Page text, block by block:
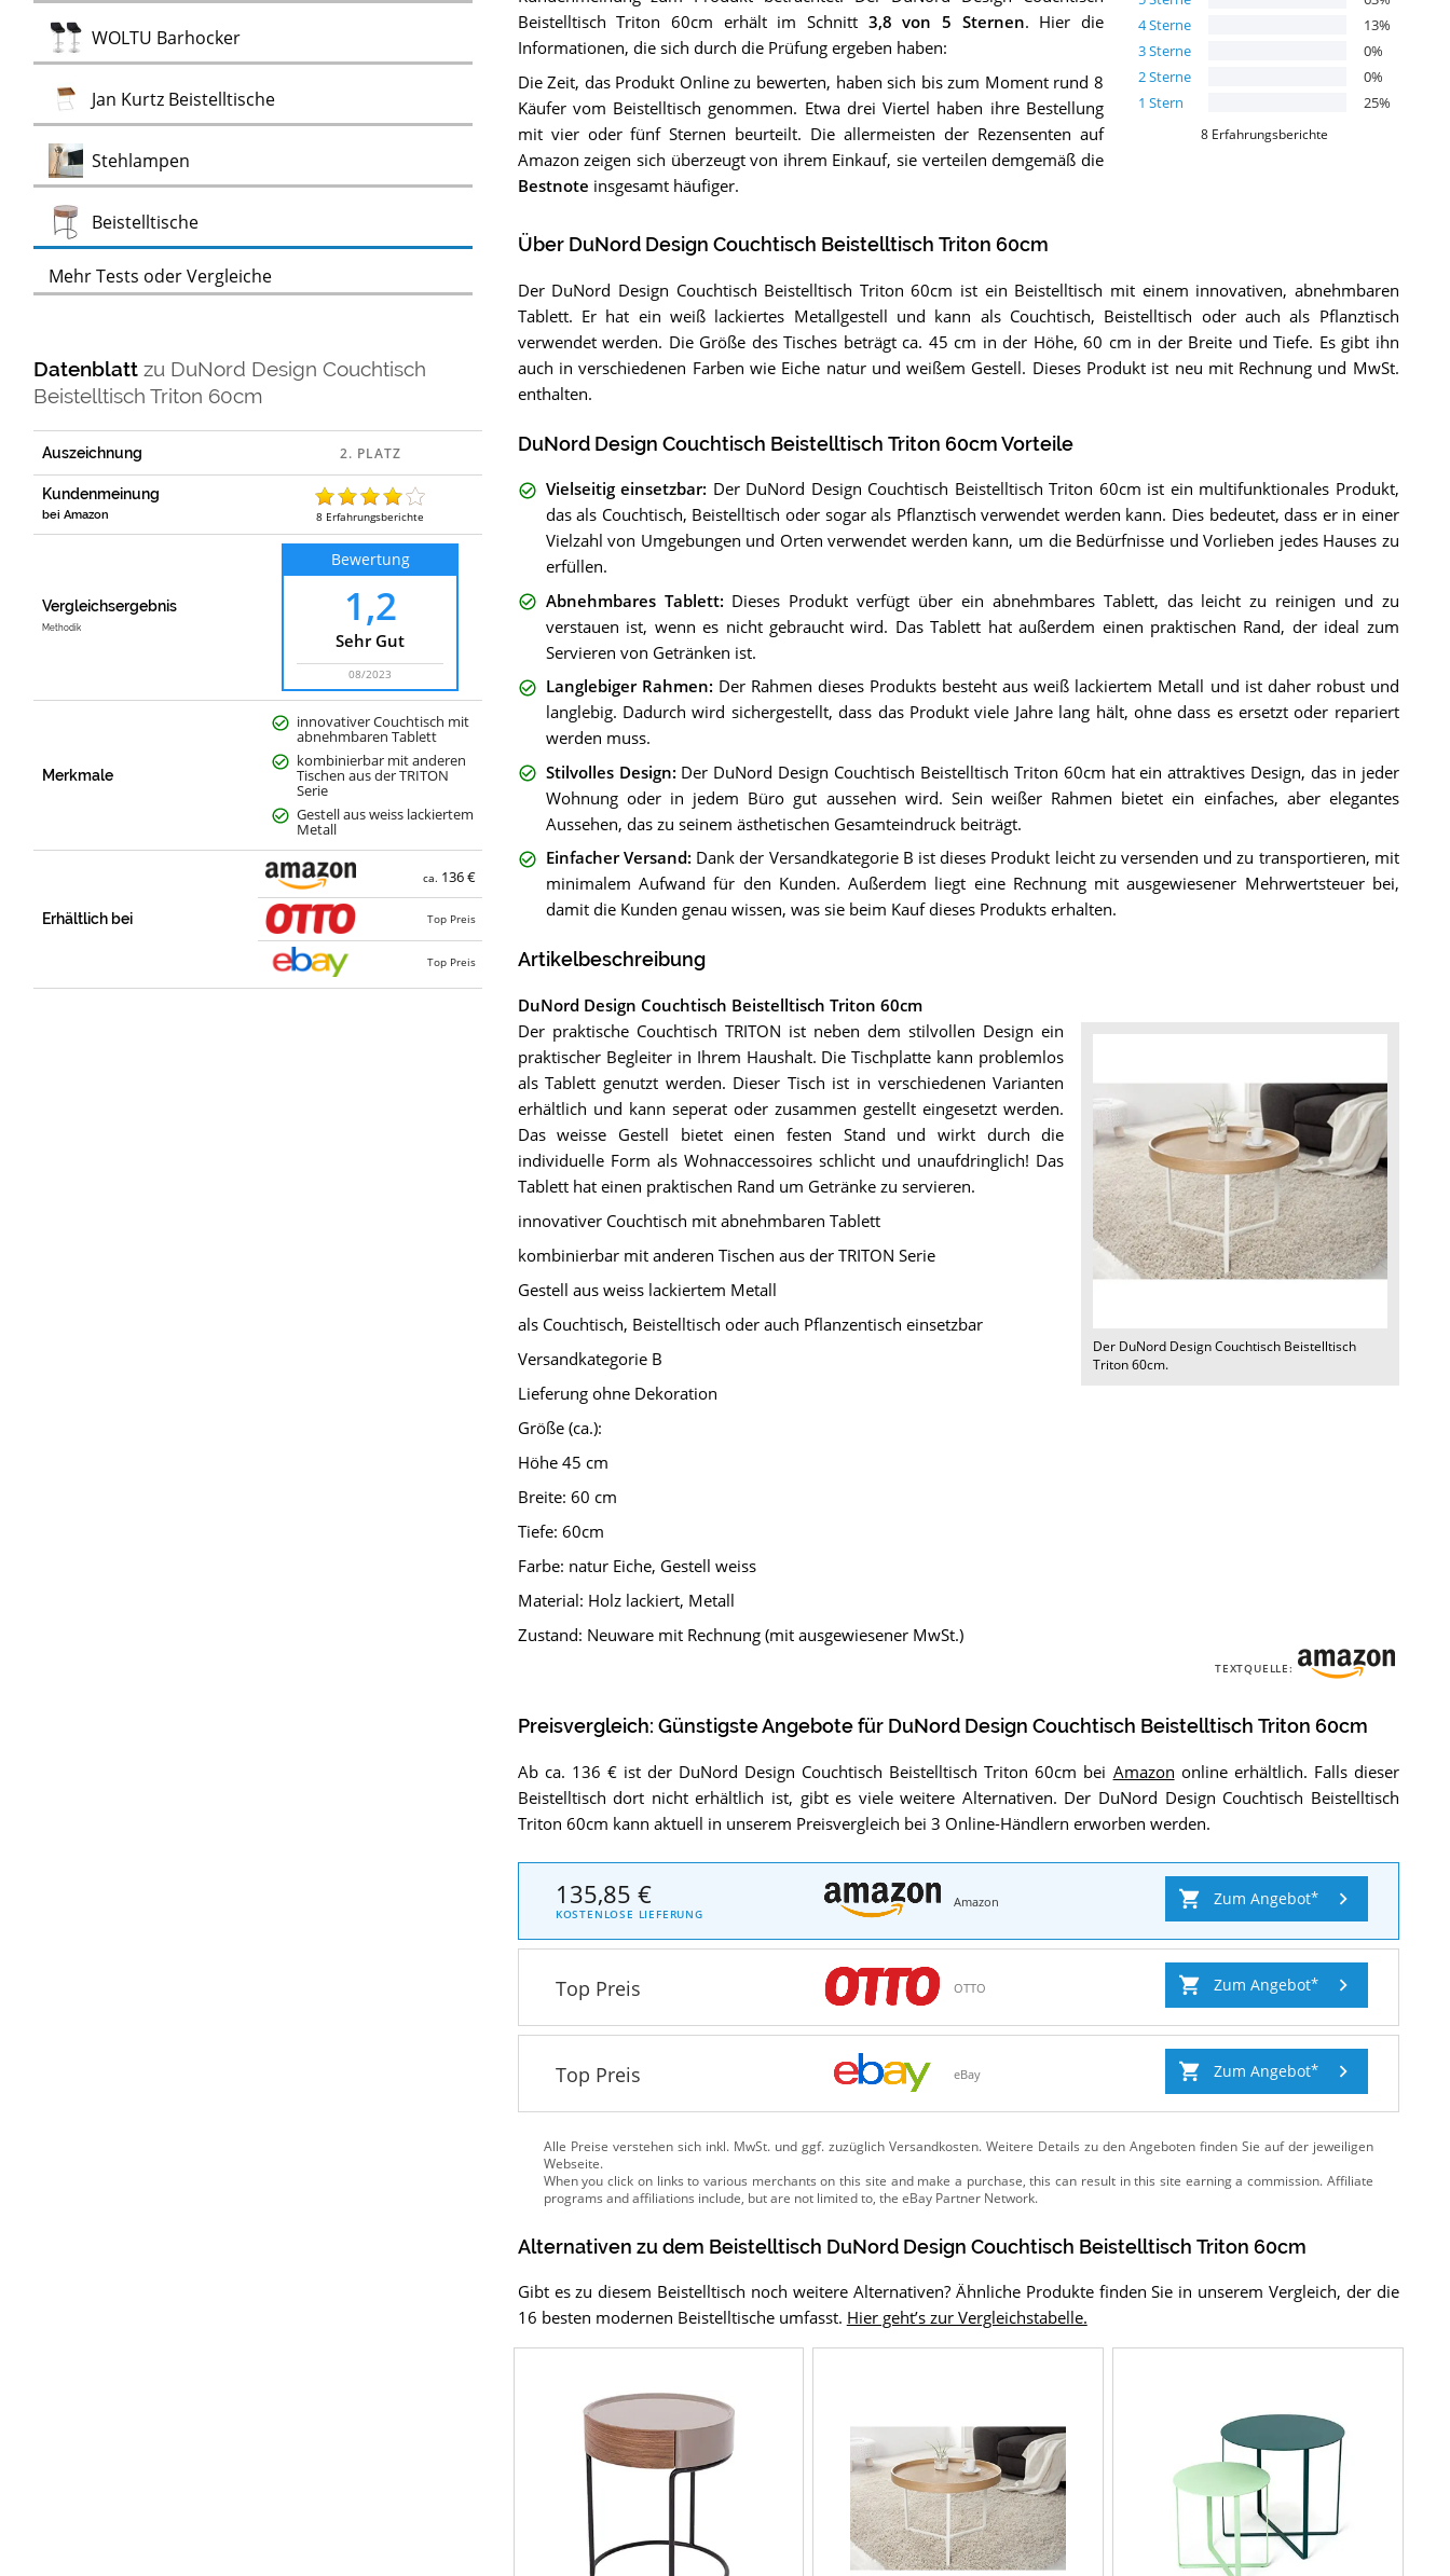
WOLTU BarhockerTest
Jan Kurtz BeistelltischeTest
Stehlampen
BeistelltischeTest
Mehr Tests oder Vergleiche
Datenblattzu DuNord Design Couchtisch
Beistelltisch Triton 60cm
Auszeichnung
Kundenmeinung
bei Amazon 8 Erfahrungsberichte
Vergleichsergebnis
Methodik
Bewertung
1,2
Sehr Gut
08/2023
Merkmale
innovativer Couchtisch mit
abnehmbaren Tablett
kombinierbar mit anderen
Tischen aus der TRITON
Serie
Gestell aus weiss lackiertem
Metall
Erhältlich bei
ca. 136 €
Top Preis
Top Preis
4Sterne 13%
3Sterne 0%
2Sterne 0%
1 Stern 25%
8 Erfahrungsberichte
Beistelltisch Triton 60cm erhält im Schnitt 3,8 von 5 Sternen. Hier die
Informationen, die sich durch die Prüfung ergeben haben:
Die Zeit, das Produkt Online zu bewerten, haben sich bis zum Moment rund 8
Käufer vom Beistelltisch genommen. Etwa drei Viertel haben ihre Bestellung
mit vier oder fünf Sternen beurteilt. Die allermeisten der Rezensenten auf
Amazon zeigen sich überzeugt von ihrem Einkauf, sie verteilen demgemäß die
Bestnote insgesamt häufiger.
Über DuNord Design Couchtisch Beistelltisch Triton 60cm
Der DuNord Design Couchtisch Beistelltisch Triton 60cm ist ein Beistelltisch mit einem innovativen, abnehmbaren
Tablett. Er hat ein weiß lackiertes Metallgestell und kann als Couchtisch, Beistelltisch oder auch als Pflanztisch
verwendet werden. Die Größe des Tisches beträgt ca. 45 cm in der Höhe, 60 cm in der Breite und Tiefe. Es gibt ihn
auch in verschiedenen Farben wie Eiche natur und weißem Gestell. Dieses Produkt ist neu mit Rechnung und MwSt.
enthalten.
DuNord Design Couchtisch Beistelltisch Triton 60cm Vorteile
Vielseitig einsetzbar: Der DuNord Design Couchtisch Beistelltisch Triton 60cm ist ein multifunktionales Produkt,
das als Couchtisch, Beistelltisch oder sogar als Pflanztisch verwendet werden kann. Dies bedeutet, dass er in einer
Vielzahl von Umgebungen und Orten verwendet werden kann, um die Bedürfnisse und Vorlieben jedes Hauses zu
erfüllen.
Abnehmbares Tablett: Dieses Produkt verfügt über ein abnehmbares Tablett, das leicht zu reinigen und zu
verstauen ist, wenn es nicht gebraucht wird. Das Tablett hat außerdem einen praktischen Rand, der ideal zum
Servieren von Getränken ist.
Langlebiger Rahmen: Der Rahmen dieses Produkts besteht aus weiß lackiertem Metall und ist daher robust und
langlebig. Dadurch wird sichergestellt, dass das Produkt viele Jahre lang hält, ohne dass es ersetzt oder repariert
werden muss.
Stilvolles Design: Der DuNord Design Couchtisch Beistelltisch Triton 60cm hat ein attraktives Design, das in jeder
Wohnung oder in jedem Büro gut aussehen wird. Sein weißer Rahmen bietet ein einfaches, aber elegantes
Aussehen, das zu seinem ästhetischen Gesamteindruck beiträgt.
Einfacher Versand: Dank der Versandkategorie B ist dieses Produkt leicht zu versenden und zu transportieren, mit
minimalem Aufwand für den Kunden. Außerdem liegt eine Rechnung mit ausgewiesener Mehrwertsteuer bei,
damit die Kunden genau wissen, was sie beim Kauf dieses Produkts erhalten.
Artikelbeschreibung
DuNord Design Couchtisch Beistelltisch Triton 60cm
Der DuNord Design Couchtisch Beistelltisch
Triton 60cm.
Der praktische Couchtisch TRITON ist neben dem stilvollen Design ein
praktischer Begleiter in Ihrem Haushalt. Die Tischplatte kann problemlos
als Tablett genutzt werden. Dieser Tisch ist in verschiedenen Varianten
erhältlich und kann seperat oder zusammen gestellt eingesetzt werden.
Das weisse Gestell bietet einen festen Stand und wirkt durch die
individuelle Form als Wohnaccessoires schlicht und unaufdringlich! Das
Tablett hat einen praktischen Rand um Getränke zu servieren.
innovativer Couchtisch mit abnehmbaren Tablett
kombinierbar mit anderen Tischen aus der TRITON Serie
Gestell aus weiss lackiertem Metall
als Couchtisch, Beistelltisch oder auch Pflanzentisch einsetzbar
Versandkategorie B
Lieferung ohne Dekoration
Größe (ca.):
Höhe 45 cm
Breite: 60 cm
Tiefe: 60cm
Farbe: natur Eiche, Gestell weiss
Material: Holz lackiert, Metall
Zustand: Neuware mit Rechnung (mit ausgewiesener MwSt.)
TEXTQUELLE:
Preisvergleich: Günstigste Angebote für DuNord Design Couchtisch Beistelltisch Triton 60cm
Ab ca. 136 € ist der DuNord Design Couchtisch Beistelltisch Triton 60cm bei Amazon online erhältlich. Falls dieser
Beistelltisch dort nicht erhältlich ist, gibt es viele weitere Alternativen. Der DuNord Design Couchtisch Beistelltisch
Triton 60cm kann aktuell in unserem Preisvergleich bei 3 Online-Händlern erworben werden.
135,85 €
KOSTENLOSE LIEFERUNG
Amazon Zum Angebot
Top Preis OTTO Zum Angebot
Top Preis eBay Zum Angebot
Alle Preise verstehen sich inkl. MwSt. und ggf. zuzüglich Versandkosten. Weitere Details zu den Angebotenfinden Sie auf der jeweiligen
Webseite.
Alternativen zu dem Beistelltisch DuNord Design Couchtisch Beistelltisch Triton 60cm
Gibt es zu diesem Beistelltisch noch weitere Alternativen? Ähnliche Produkte finden Sie in unserem Vergleich, der die
16 besten modernen Beistelltische umfasst. Hier geht’s zur Vergleichstabelle.